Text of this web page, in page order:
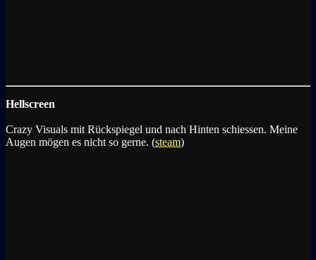
Hellscreen
Crazy Visuals mit Rückspiegel und nach Hinten schiessen. Meine
Augen mögen es nicht so gerne. (steam)